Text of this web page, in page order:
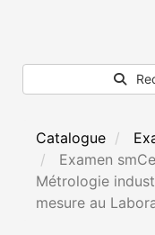
Catalogue
Examen
Métrologie
mesure au